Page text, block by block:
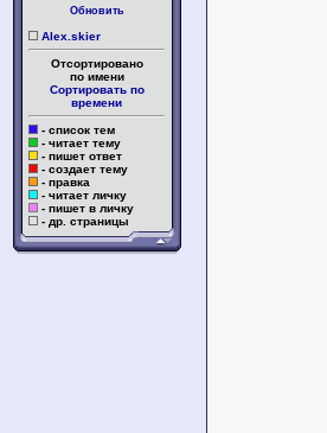
Обновить
Alex.skier
Отсортировано
по имени
Сортировать по
времени
- список тем
- читает тему
- пишет ответ
- создает тему
- правка
- читает личку
- пишет в личку
- др. страницы